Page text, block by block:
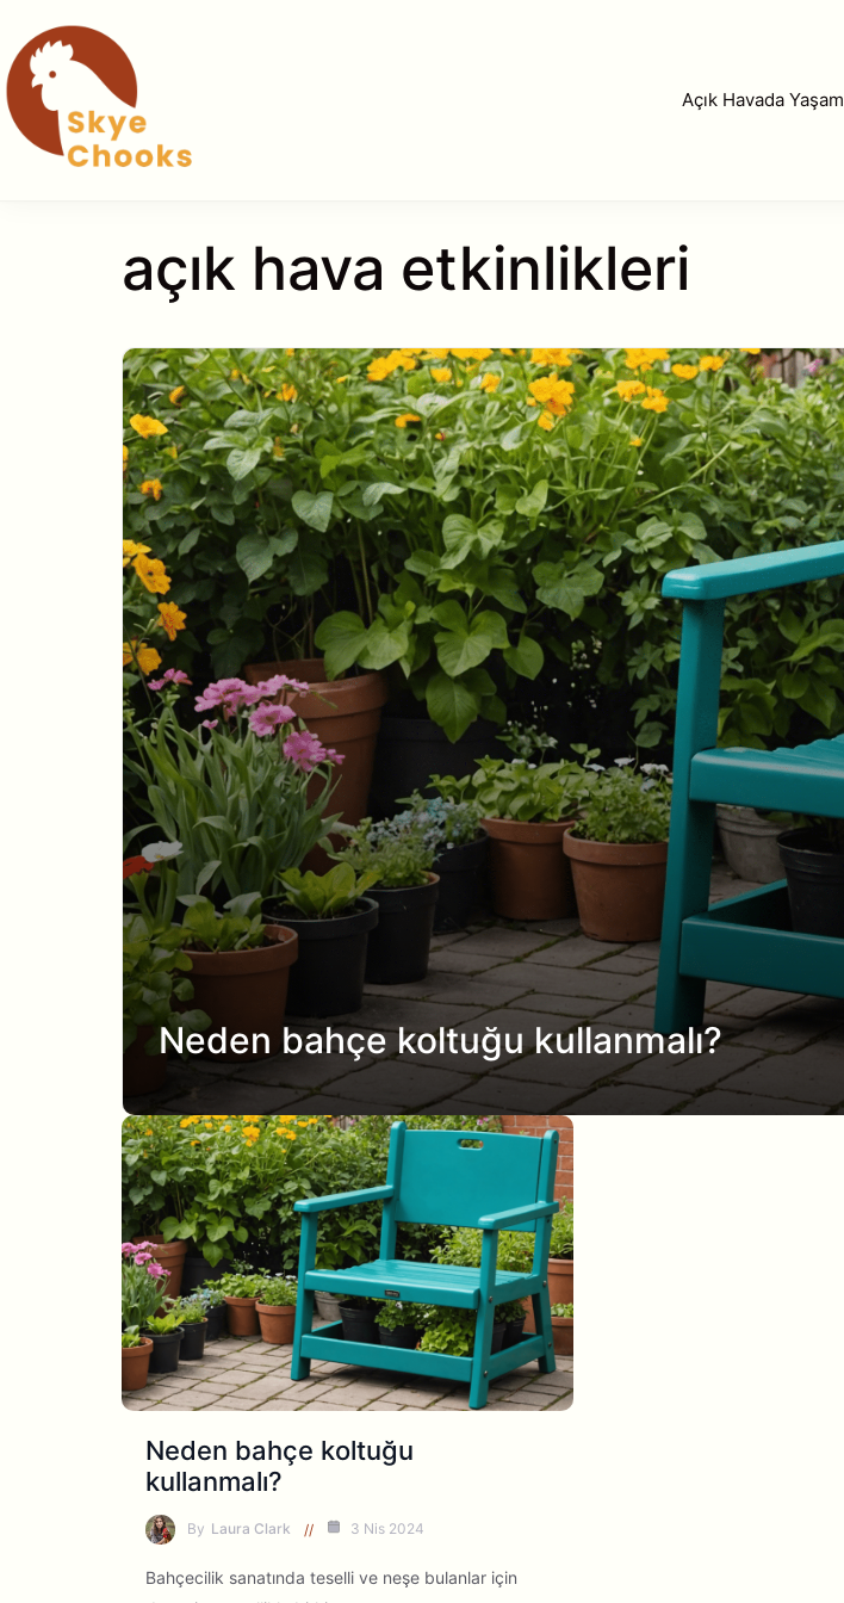
atla
Açık Havada Yaşam
açık hava etkinlikleri
Neden bahçe koltuğu kullanmalı?
Neden bahçe koltuğu
kullanmalı?
By Laura Clark 3 Nis 2024
Bahçecilik sanatında teselli ve neşe bulanlar için